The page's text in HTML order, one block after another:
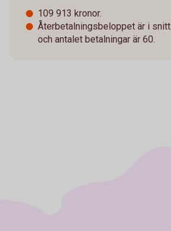
109 913 kronor.
Återbetalningsbeloppet är i
och antalet betalningar är 60.